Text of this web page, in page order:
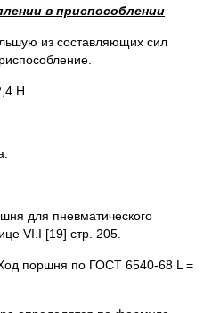
в приспособлении
из составляющих сил
Н.
для пневматического
VI.I [19] стр. 205.
поршня по ГОСТ 6540-68 L =